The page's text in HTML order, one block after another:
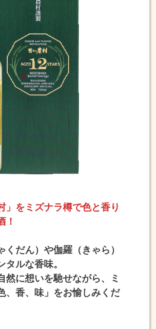
」をミズナラ樽で色と香り
！
くだん）や伽羅（きゃら）
タルな香味。
然に想いを馳せながら、ミ
、香、味」をお愉しみくだ